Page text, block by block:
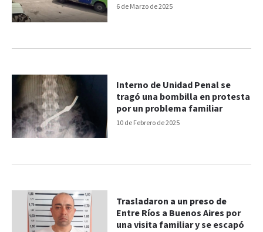
6 de Marzo de 2025
10 de Febrero de 2025
Interno de Unidad Penal se
tragó una bombilla en protesta
por un problema familiar
Trasladaron a un preso de
Entre Ríos a Buenos Aires por
una visita familiar y se escapó